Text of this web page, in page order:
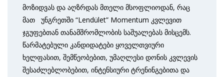
მოზიდვას და აღზრდას მთელი მსოფლიოდან, რაც
მათ უნგრეთში “Lendület” Momentum კვლევით
ჯგუფებთან თანამშრომლობის საშუალებას მისცემს.
წარმატებული კანდიდატები ყოველთვიური
ხელფასით, შემწეობებით, უმაღლესი დონის კვლევის
შესაძლებლობებით, ინტენსიური ტრენინგებითა და